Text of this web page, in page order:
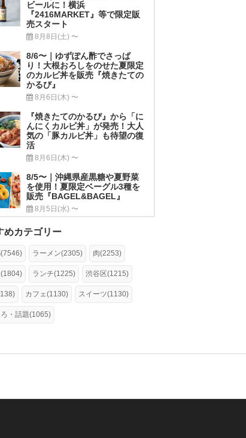
ビールに！横浜
『2416MARKET』等で限定販
売スタート
8月8日(土) 〜
8/6〜｜ゆずぽん酢でさっぱ
り！大根おろしをのせた夏限定
のカルビ丼を販売『焼きたての
かるび』
8月6日(木) 〜
『焼きたてのかるび』から「に
んにくカルビ丼」が発売！大人
気の「豚カルビ丼」も待望の復
活
8月6日(木) 〜
8/5〜｜沖縄県産黒糖や夏野菜
を使用！夏限定ベーグル3種を
販売『BAGEL&BAGEL』
8月5日(水) 〜
めカテゴリー
ラーメン(2305) 肉(2253)
ランチ(1225) 渋谷区(1215)
カフェ(1130) スイーツ(1130)
・話題(1065)